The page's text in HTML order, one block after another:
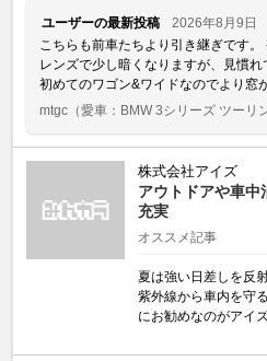
ユーザーの最新投稿
2026年8月9日
こちらも前車たちより引き継ぎです
レンズで少し暗くなりますが、見慣れ
初めてのワゴン&ワイドなのでより窓
mtgc （愛車：BMW 3シリーズ ツーリ
株式会社アイズ
アウトドアや車中
充実
オススメ記事
夏は強い日差しを反
紫外線から車内を守
にお勧めなのがアイ